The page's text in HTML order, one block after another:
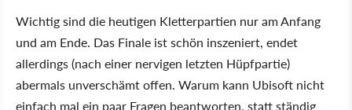
Wichtig sind die heutigen Kletterpartien nur am Anfang
und am Ende. Das Finale ist schön inszeniert, endet
allerdings (nach einer nervigen letzten Hüpfpartie)
abermals unverschämt offen. Warum kann Ubisoft nicht
einfach mal ein paar Fragen beantworten, statt ständig